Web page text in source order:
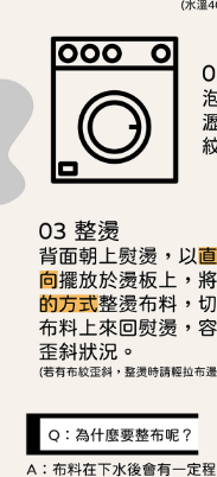
４．使用「AFTEE先享後付
時審查核予不同之上限額度
請求用戶進行身份認證。
５．嚴禁一人註冊多個帳號
恩沛科技股份有限公司將有